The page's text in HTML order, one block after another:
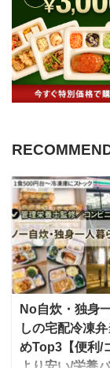
No自炊・独身
しの宅配冷凍
めTop3【便利/